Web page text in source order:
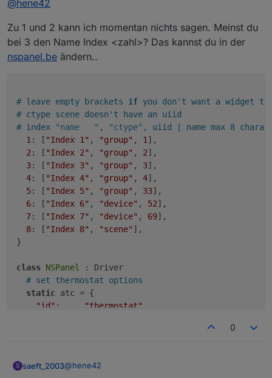
Script oder auf eine andere Art und Weise?
Habt ihr schon die "Thermostat Page" mit eine
Kann man die Outlet Bezeichnungen
Danke.
@hene42
Zu 1 und 2 kann ich momentan nichts sagen. Meinst du
bei 3 den Name Index <zahl>? Das kannst du in der
nspanel.be ändern..
# leave empty brackets if you don't want a widget
# ctype scene doesn't have an uiid
# index
"name   " , "ctype" , uiid | name max 8
1: [ "Index 1" , "group" , 1],
2: [ "Index 2" , "group" , 2],
3: [ "Index 3" , "group" , 3],
4: [ "Index 4" , "group" , 4],
5: [ "Index 5" , "group" , 33],
6: [ "Index 6" , "device" , 52],
7: [ "Index 7" , "device" , 69],
8: [ "Index 8" , "scene" ],
}
class NSPanel : Driver
# set thermostat options
static atc = {
"id" : "thermostat"
0
S saeft_2003@hene42